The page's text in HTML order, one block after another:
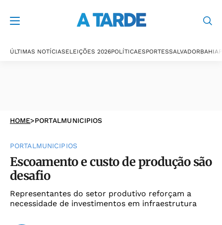
ÚLTIMAS NOTÍCIASELEIÇÕES 2026POLÍTICAESPORTESSALVADORBAHIA
HOME>PORTALMUNICIPIOS
PORTALMUNICIPIOS
Escoamento e custo de produção são
desafio
Representantes do setor produtivo reforçam a
necessidade de investimentos em infraestrutura